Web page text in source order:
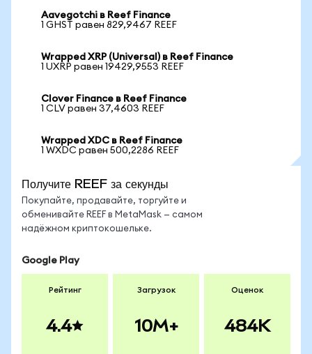
Aavegotchi в Reef Finance
1 GHST равен 829,9467 REEF
Wrapped XRP (Universal) в Reef Finance
1 UXRP равен 19429,9553 REEF
Clover Finance в Reef Finance
1 CLV равен 37,4603 REEF
Wrapped XDC в Reef Finance
1 WXDC равен 500,2286 REEF
Получите REEF за секунды
Покупайте, продавайте, торгуйте и
обменивайте REEF в MetaMask — самом
надёжном криптокошельке.
Google Play
Рейтинг
4.4
Загрузок
10M+
Оценок
484K